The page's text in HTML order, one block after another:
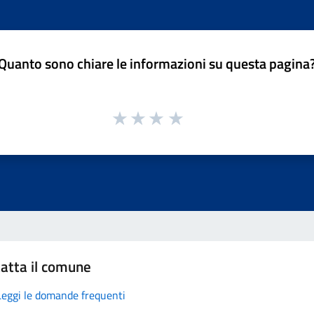
sono chiare le informazioni su questa
il comune
le domande frequenti